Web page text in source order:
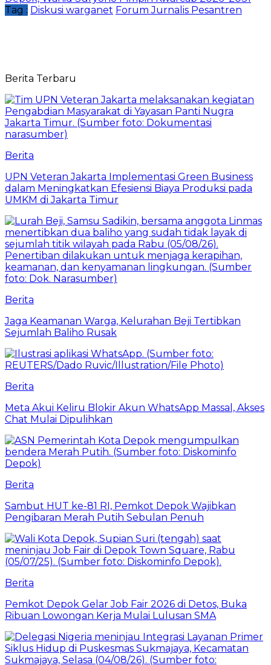
Tag : Diskusi warganet Forum Jurnalis Pesantren
Berita Terbaru
Berita
UPN Veteran Jakarta Implementasi Green Business
dalam Meningkatkan Efesiensi Biaya Produksi pada
UMKM di Jakarta Timur
Berita
Jaga Keamanan Warga, Kelurahan Beji Tertibkan
Sejumlah Baliho Rusak
Berita
Meta Akui Keliru Blokir Akun WhatsApp Massal, Akses
Chat Mulai Dipulihkan
Berita
Sambut HUT ke-81 RI, Pemkot Depok Wajibkan
Pengibaran Merah Putih Sebulan Penuh
Berita
Pemkot Depok Gelar Job Fair 2026 di Detos, Buka
Ribuan Lowongan Kerja Mulai Lulusan SMA